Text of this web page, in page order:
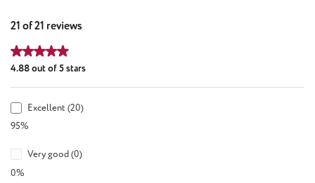
21 of 21 reviews
Average rating of 4.88 out of 5 stars
4.88 out of 5 stars
Excellent (20)
95%
Very good (0)
0%